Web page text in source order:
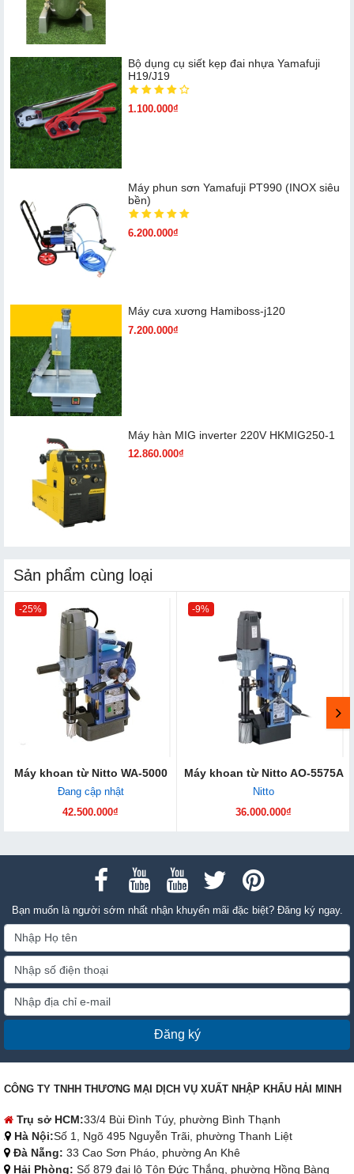
Bộ dụng cụ siết kẹp đai nhựa Yamafuji
H19/J19
1.100.000₫
Máy phun sơn Yamafuji PT990 (INOX siêu
bền)
6.200.000₫
Máy cưa xương Hamiboss-j120
7.200.000₫
Máy hàn MIG inverter 220V HKMIG250-1
12.860.000₫
Sản phẩm cùng loại
-25%
Máy khoan từ Nitto WA-5000
Đang cập nhật
42.500.000₫
-9%
Máy khoan từ Nitto AO-5575A
Nitto
36.000.000₫
Bạn muốn là người sớm nhất nhận khuyến mãi đặc biệt? Đăng ký ngay.
Đăng ký
CÔNG TY TNHH THƯƠNG MẠI DỊCH VỤ XUẤT NHẬP KHẨU HẢI MINH
Trụ sở HCM:33/4 Bùi Đình Túy, phường Bình Thạnh
Hà Nội:Số 1, Ngõ 495 Nguyễn Trãi, phường Thanh Liệt
Đà Nẵng: 33 Cao Sơn Pháo, phường An Khê
Hải Phòng: Số 879 đại lộ Tôn Đức Thắng, phường Hồng Bàng